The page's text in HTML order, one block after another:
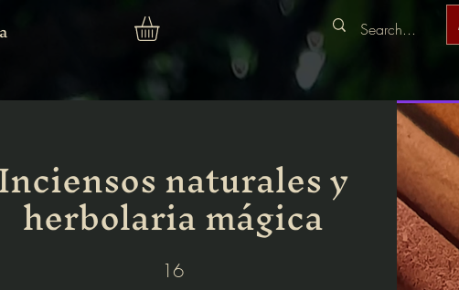
Inciensos naturales y
herbolaria mágica
16
16 Steps